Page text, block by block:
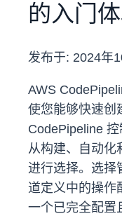
的入门
发布于: 2024年
AWS
使您能够快速创
CodePipeline
从构建、自动化
进行选择。选择
道定义中的操作
一个已完全配置